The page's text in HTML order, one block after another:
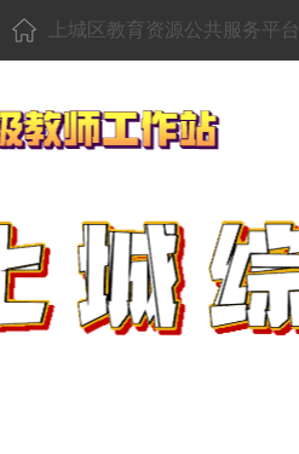
上城区教育资源公共服务平台